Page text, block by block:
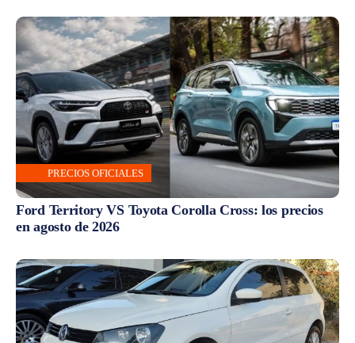
PRECIOS OFICIALES
Ford Territory VS Toyota Corolla Cross: los precios
en agosto de 2026